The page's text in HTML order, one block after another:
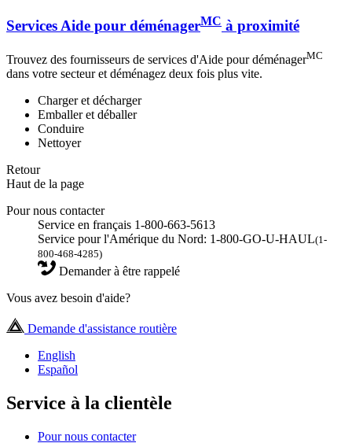
Services Aide pour déménagerMC à proximité
Trouvez des fournisseurs de services d'Aide pour déménagerMC
dans votre secteur et déménagez deux fois plus vite.
Charger et décharger
Emballer et déballer
Conduire
Nettoyer
Retour
Haut de la page
Pour nous contacter
Service en français 1-800-663-5613
Service pour l'Amérique du Nord: 1-800-GO-U-HAUL(1-
800-468-4285)
Demander à être rappelé
Vous avez besoin d'aide?
Demande d'assistance routière
English
Español
Service à la clientèle
Pour nous contacter